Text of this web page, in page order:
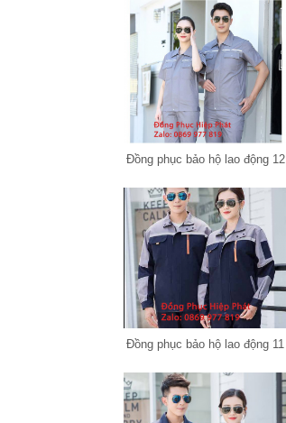
Đồng phục bảo hộ lao động 12
Đồng phục bảo hộ lao động 11